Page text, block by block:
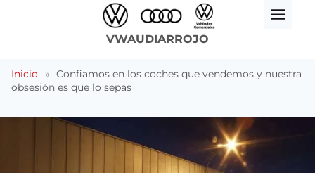
VWAUDIARROJO
Inicio » Confiamos en los coches que vendemos y nuestra
obsesión es que lo sepas